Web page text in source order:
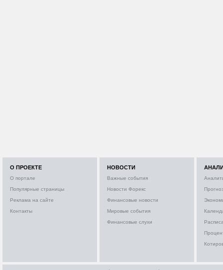
О ПРОЕКТЕ
О портале
Популярные страницы
Реклама на сайте
Контакты
НОВОСТИ
Важные события
Новости Форекс
Финансовые новости
Мировые события
Финансовые слухи